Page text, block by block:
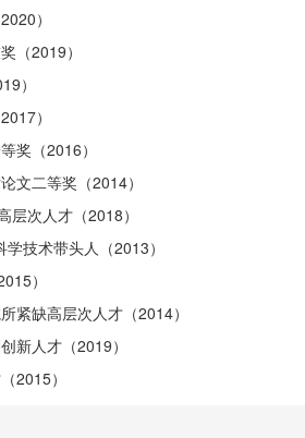
2020）
（2019）
）
2017）
奖（2016）
文二等奖（2014）
层次人才（2018）
学技术带头人（2013）
）
紧缺高层次人才（2014）
新人才（2019）
2015）